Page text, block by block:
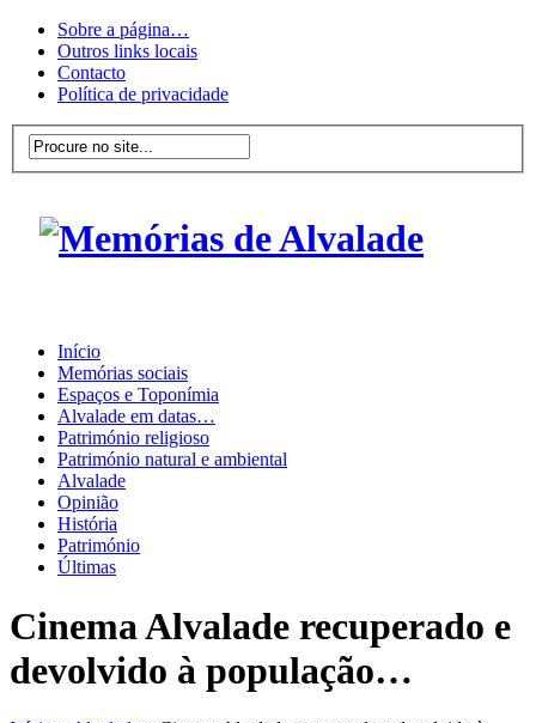
Sobre a página…
Outros links locais
Contacto
Política de privacidade
Início
Memórias sociais
Espaços e Toponímia
Alvalade em datas…
Património religioso
Património natural e ambiental
Alvalade
Opinião
História
Património
Últimas
Cinema Alvalade recuperado e
devolvido à população…